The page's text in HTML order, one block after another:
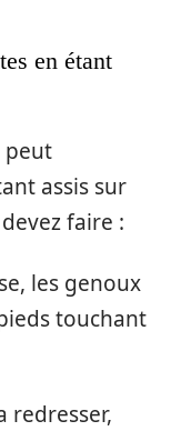
en étant
peut
assis sur
faire :
les genoux
touchant
redresser,